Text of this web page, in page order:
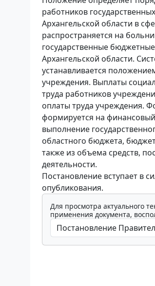
работников
Архангельской области в
распространяется на
государственные
Архангельской области.
устанавливается
учреждения. Выплаты
труда работников
оплаты труда учреждения.
формируется на
выполнение
областного бюджета,
также из объема средств,
деятельности.
Постановление вступает в
опубликования.
Для просмотра актуального
применения документа,